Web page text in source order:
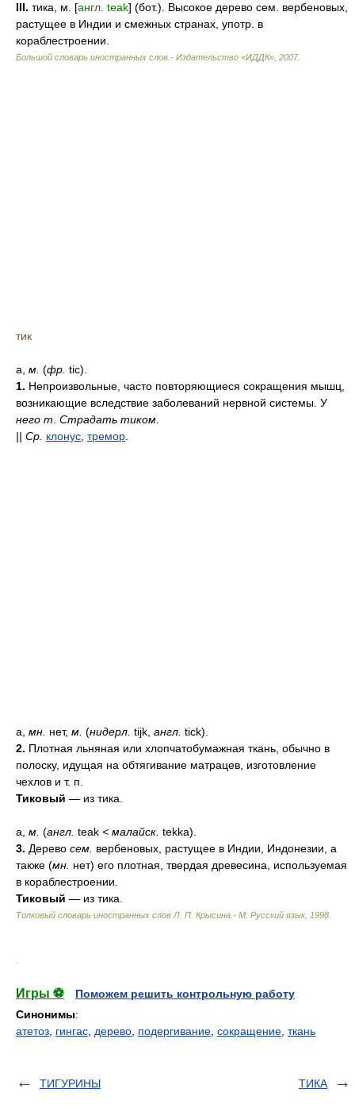
III. тика, м. [англ. teak] (бот.). Высокое дерево сем. вербеновых,
растущее в Индии и смежных странах, употр. в
кораблестроении.
Большой словарь иностранных слов.- Издательство «ИДДК» 2007.
тик
а, м. (фр. tic).
1. Непроизвольные, часто повторяющиеся сокращения мышц,
возникающие вследствие заболеваний нервной системы. У
него т Страдать тиком
|| Ср. клонус тремор
а, мн. нет, м. (нидерл. tijk, англ. tick).
2. Плотная льняная или хлопчатобумажная ткань, обычно в
полоску, идущая на обтягивание матрацев, изготовление
чехлов и т. п.
Тиковый — из тика.
а, м. (англ. teak < малайск. tekka).
3. Дерево сем. вербеновых, растущее в Индии, Индонезии, а
также (мн. нет) его плотная, твердая древесина, используемая
в кораблестроении.
Тиковый — из тика.
Толковый словарь иностранных слов Л. П. Крысина.- М: Русский язык, 1998
Игры ⚽
Поможем решить контрольную работу
Синонимы:
атетоз гингас дерево подергивание сокращение ткань
ТИГУРИНЫ ТИКА